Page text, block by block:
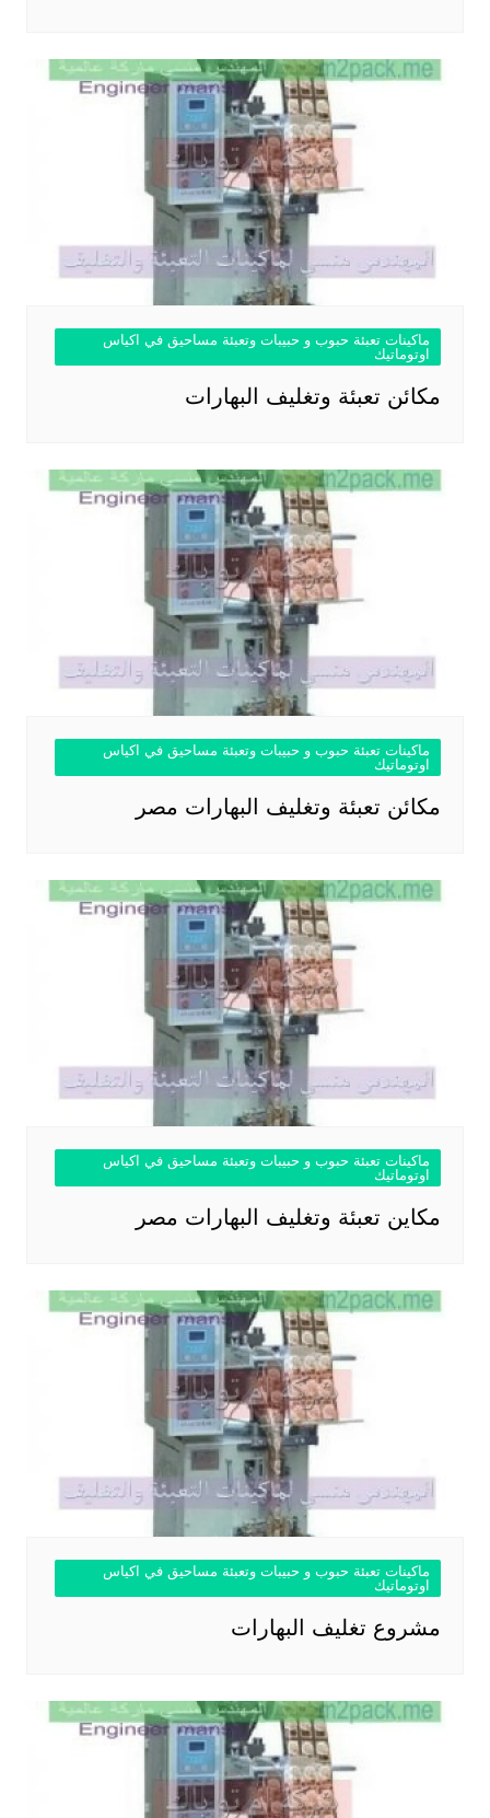
ماكينات تعبئة حبوب و حبيبات وتعبئة مساحيق في اكياس
اوتوماتيك
مكائن تعبئة وتغليف البهارات
ماكينات تعبئة حبوب و حبيبات وتعبئة مساحيق في اكياس
اوتوماتيك
مكائن تعبئة وتغليف البهارات مصر
ماكينات تعبئة حبوب و حبيبات وتعبئة مساحيق في اكياس
اوتوماتيك
مكاين تعبئة وتغليف البهارات مصر
ماكينات تعبئة حبوب و حبيبات وتعبئة مساحيق في اكياس
اوتوماتيك
مشروع تغليف البهارات